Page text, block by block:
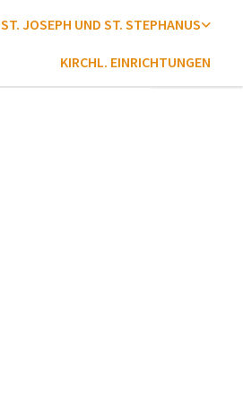
ST. JOSEPH UND ST. STEPHANUS
KIRCHL. EINRICHTUNGEN